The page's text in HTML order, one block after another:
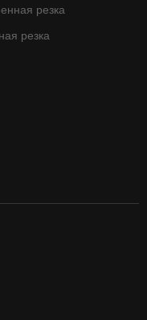
резка
резка